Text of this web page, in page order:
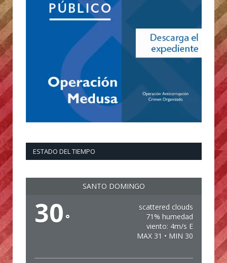
ESTADO DEL TIEMPO
SANTO DOMINGO
30 °
scattered clouds
71% humedad
viento: 4m/s E
MAX 31 • MIN 30